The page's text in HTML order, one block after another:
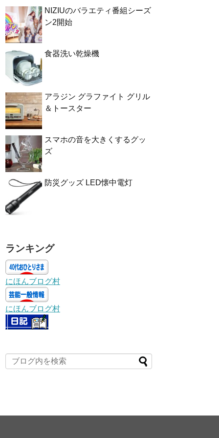
NIZIUのバラエティ番組シーズ
ン2開始
食器洗い乾燥機
アラジン グラファイト グリル
＆トースター
スマホの音を大きくするグッ
ズ
防災グッズ LED懐中電灯
ランキング
にほんブログ村
にほんブログ村